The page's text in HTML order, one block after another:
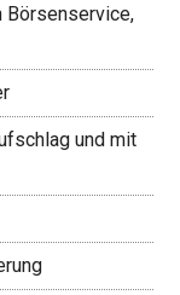
Börsenservice,
und mit